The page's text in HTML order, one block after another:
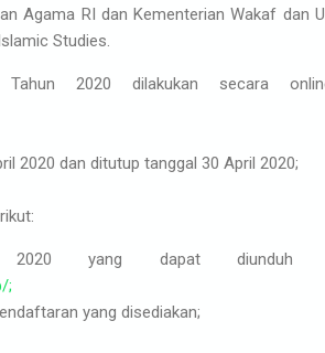
Agama RI dan Kementerian Wakaf dan
Studies.
2020 dilakukan secara
2020 dan ditutup tanggal 30 April 2020;
2020 yang dapat diunduh
;
yang disediakan;